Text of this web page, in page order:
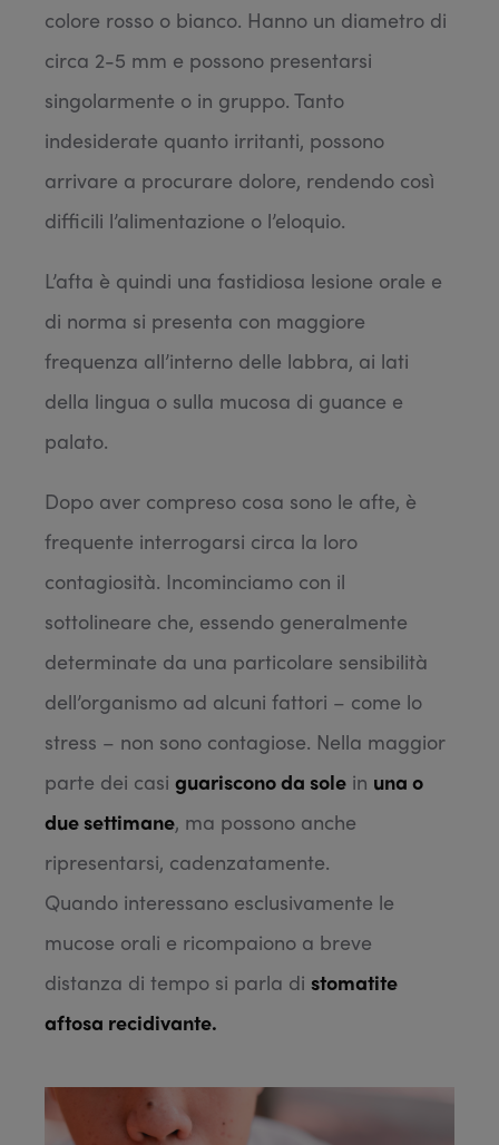
colore rosso o bianco. Hanno un diametro di
circa 2-5 mm e possono presentarsi
singolarmente o in gruppo. Tanto
indesiderate quanto irritanti, possono
arrivare a procurare dolore, rendendo così
difficili l’alimentazione o l’eloquio.
L’afta è quindi una fastidiosa lesione orale e
di norma si presenta con maggiore
frequenza all’interno delle labbra, ai lati
della lingua o sulla mucosa di guance e
palato.
Dopo aver compreso cosa sono le afte, è
frequente interrogarsi circa la loro
contagiosità. Incominciamo con il
sottolineare che, essendo generalmente
determinate da una particolare sensibilità
dell’organismo ad alcuni fattori – come lo
stress – non sono contagiose. Nella maggior
parte dei casi guariscono da sole in una o
due settimane, ma possono anche
ripresentarsi, cadenzatamente.
Quando interessano esclusivamente le
mucose orali e ricompaiono a breve
distanza di tempo si parla di stomatite
aftosa recidivante.